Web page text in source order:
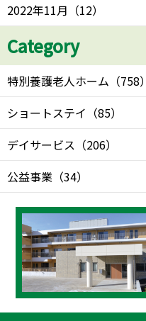
2022年11月 （12）
Category
特別養護老人ホーム （758）
ショートステイ （85）
デイサービス （206）
公益事業 （34）